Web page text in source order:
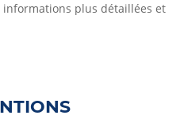
plus détaillées et